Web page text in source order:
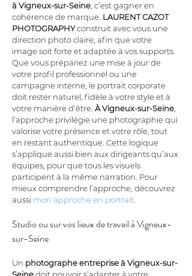
à Vigneux-sur-Seine , c’est gagner en
cohérence de marque. LAURENT CAZOT
PHOTOGRAPHY construit avec vous une
direction photo claire, afin que votre
image soit forte et adaptée à vos supports.
Que vous prépariez une mise à jour de
votre profil professionnel ou une
campagne interne, le portrait corporate
doit rester naturel, fidèle à votre style et à
votre manière d’être. À Vigneux-sur-Seine
l’approche privilégie une photographie qui
valorise votre présence et votre rôle, tout
en restant authentique. Cette logique
s’applique aussi bien aux dirigeants qu’aux
équipes, pour que tous les visuels
participent à la même narration. Pour
mieux comprendre l’approche, découvrez
aussi mon approche en portrait
Studio ou sur vos lieux de travail à Vigneux-
sur-Seine
Un photographe entrepriseà Vigneux-sur-